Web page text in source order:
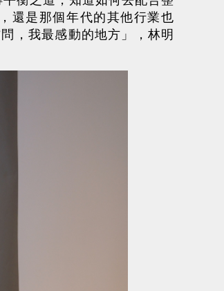
還是那個年代的其他行業也
，我最感動的地方」，林明